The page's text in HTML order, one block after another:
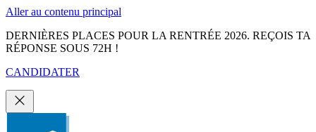
Aller au contenu principal
DERNIÈRES PLACES POUR LA RENTRÉE 2026. REÇOIS TA
RÉPONSE SOUS 72H !
CANDIDATER